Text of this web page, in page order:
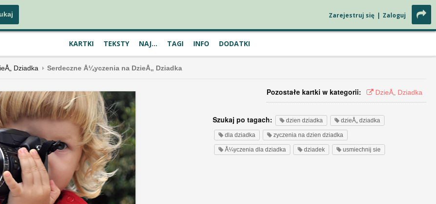
Zarejestruj się | Zaloguj
KARTKI TEKSTY NAJ... TAGI INFO DODATKI
Dziadka Serdeczne Å¼yczenia na DzieÅ„ Dziadka
Pozostałe kartki w kategorii: DzieÅ„ Dziadka
Szukaj po tagach: dzien dziadka dzieÅ„ dziadka
dla dziadka zyczenia na dzien dziadka
Å¼yczenia dla dziadka dziadek usmiechnij sie